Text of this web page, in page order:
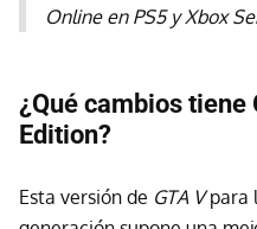
Online en PS5 y Xbox
¿Qué cambios tiene
Edition?
Esta versión de GTA Vpara